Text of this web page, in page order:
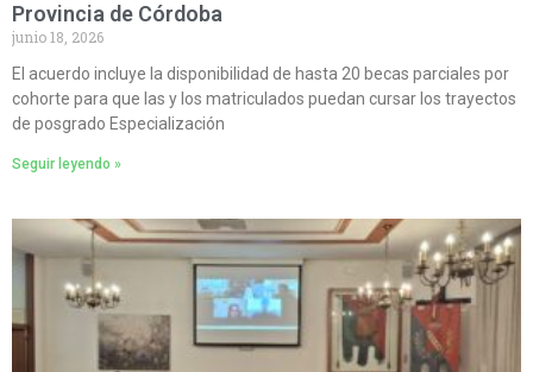
Provincia de Córdoba
junio 18, 2026
El acuerdo incluye la disponibilidad de hasta 20 becas parciales por
cohorte para que las y los matriculados puedan cursar los trayectos
de posgrado Especialización
Seguir leyendo »